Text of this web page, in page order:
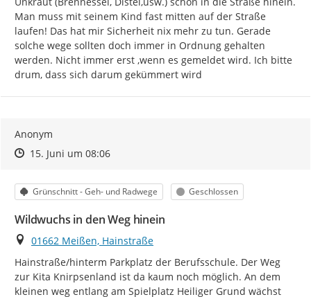
Man muss mit seinem Kind fast mitten auf der Straße
laufen! Das hat mir Sicherheit nix mehr zu tun. Gerade
solche wege sollten doch immer in Ordnung gehalten
werden. Nicht immer erst ,wenn es gemeldet wird. Ich bitte
drum, dass sich darum gekümmert wird
Anonym
Zeitpunkt des Erstellens
Zeitpunkt des Erstellens
15. Juni um 08:06Zur Äußerung
Kategorie
Grünschnitt - Geh- und Radwege Status
Geschlossen
Wildwuchs in den Weg hinein
Ort
01662 Meißen, Hainstraße
Hainstraße/hinterm Parkplatz der Berufsschule. Der Weg
zur Kita Knirpsenland ist da kaum noch möglich. An dem
kleinen weg entlang am Spielplatz Heiliger Grund wächst